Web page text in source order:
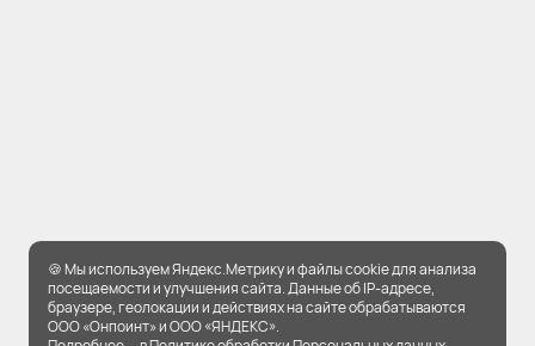
🍪 Мы используем Яндекс.Метрику и файлы cookie для анализа
посещаемости и улучшения сайта. Данные об IP-адресе,
браузере, геолокации и действиях на сайте обрабатываются
ООО «Онпоинт» и ООО «ЯНДЕКС».